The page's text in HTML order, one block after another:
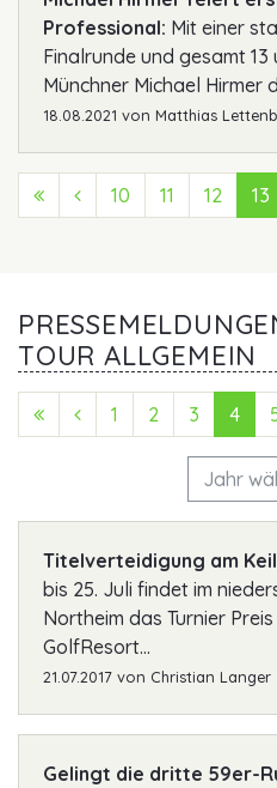
Professional: Mit einer
Finalrunde und gesamt
Münchner Michael Hirmer
18.08.2021 von Matthias
First (Anfang)
Previous (Zurück)
10 11 12 13
TOUR ALLGEMEIN
First (Anfang)
Previous (Zurück)
1 2 3 4
Jahr
Titelverteidigung am
bis 25. Juli findet im
Northeim das Turnier
GolfResort...
21.07.2017 von Christian Langer
Gelingt die dritte 59er-